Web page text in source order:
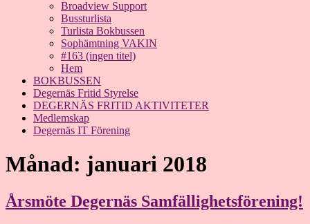
Broadview Support
Bussturlista
Turlista Bokbussen
Sophämtning VAKIN
#163 (ingen titel)
Hem
BOKBUSSEN
Degernäs Fritid Styrelse
DEGERNÄS FRITID AKTIVITETER
Medlemskap
Degernäs IT Förening
Månad: januari 2018
Årsmöte Degernäs Samfällighetsförening!